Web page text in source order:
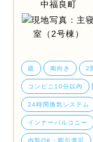
庭 南向き 2
コンビニ10分以内
24時間換気システム
インナーバルコニー
内覧OK・即引渡可